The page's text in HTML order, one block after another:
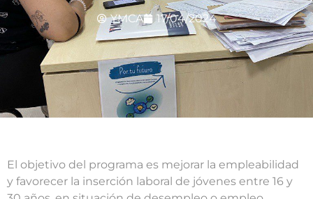
YMCA 17/04/2024
El objetivo del programa es mejorar la empleabilidad
y favorecer la inserción laboral de jóvenes entre 16 y